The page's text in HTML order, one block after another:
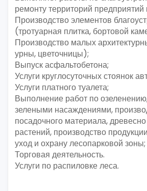
ремонту территорий предприятий
Производство элементов
(тротуарная плитка, бортовой
Производство малых
урны, цветочницы);
Выпуск асфальтобетона;
Услуги круглосуточных стоянок
Услуги платного туалета;
Выполнение работ по
зелеными насаждениями,
посадочного материала,
растений, производство
уход и охрану лесопарковой зоны;
Торговая деятельность.
Услуги по распиловке леса.